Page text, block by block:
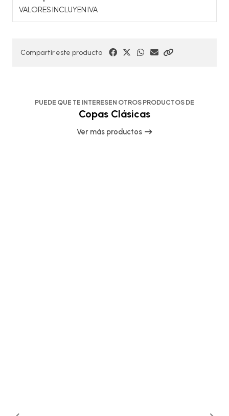
VALORES INCLUYEN IVA
Compartir este producto
PUEDE QUE TE INTERESEN OTROS PRODUCTOS DE
Copas Clásicas
Ver más productos